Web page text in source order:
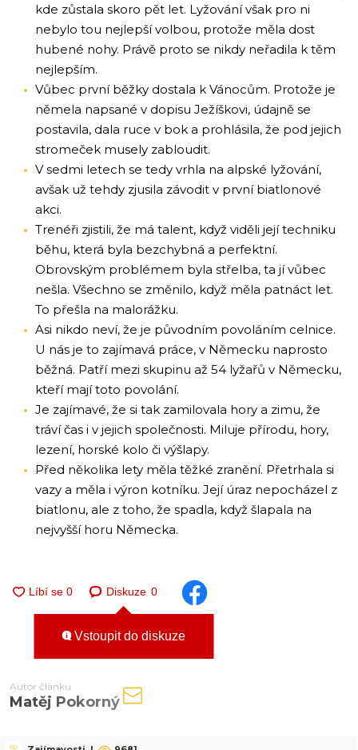
kde zůstala skoro pět let. Lyžování však pro ni
nebylo tou nejlepší volbou, protože měla dost
hubené nohy. Právě proto se nikdy neřadila k těm
nejlepším.
Vůbec první běžky dostala k Vánocům. Protože je
němela napsané v dopisu Ježíškovi, údajně se
postavila, dala ruce v bok a prohlásila, že pod jejich
stromeček musely zabloudit.
V sedmi letech se tedy vrhla na alpské lyžování,
avšak už tehdy zjusila závodit v první biatlonové
akci.
Trenéři zjistili, že má talent, když viděli její techniku
běhu, která byla bezchybná a perfektní.
Obrovským problémem byla střelba, ta jí vůbec
nešla. Všechno se změnilo, když měla patnáct let.
To přešla na malorážku.
Asi nikdo neví, že je původním povoláním celnice.
U nás je to zajímavá práce, v Německu naprosto
běžná. Patří mezi skupinu až 54 lyžařů v Německu,
kteří mají toto povolání.
Je zajímavé, že si tak zamilovala hory a zimu, že
tráví čas i v jejich společnosti. Miluje přírodu, hory,
lezení, horské kolo či výšlapy.
Před několika lety měla těžké zranění. Přetrhala si
vazy a měla i výron kotníku. Její úraz nepocházel z
biatlonu, ale z toho, že spadla, když šlapala na
nejvyšší horu Německa.
Diskuze 0
Vstoupit do diskuze
Autor článku
Matěj Pokorný